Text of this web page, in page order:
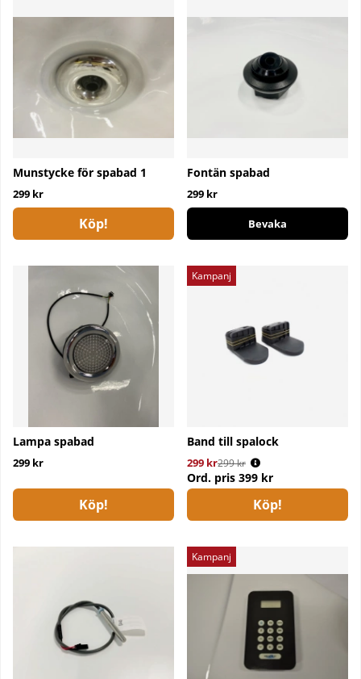
Munstycke för spabad 1
299 kr
Köp!
Fontän spabad
299 kr
Bevaka
Lampa spabad
299 kr
Köp!
Kampanj
Band till spalock
299 kr
Ordinarie pris:
299 kr
Ord. pris 399 kr
Köp!
Kampanj